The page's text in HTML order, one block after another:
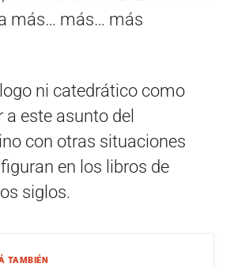
más… más… más
ni catedrático como
este asunto del
con otras situaciones
en los libros de
siglos.
TAMBIÉN